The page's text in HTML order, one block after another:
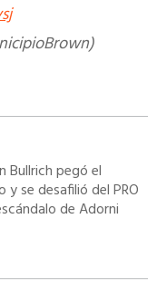
Bullrich pegó el
y se desafilió del PRO
de Adorni